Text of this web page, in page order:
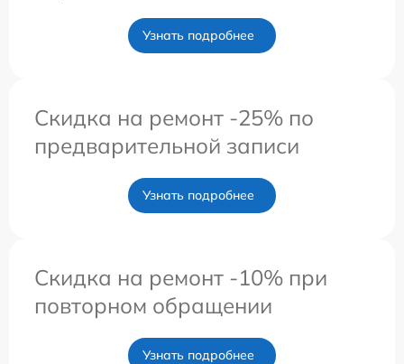
Узнать подробнее
Скидка на ремонт -25% по
предварительной записи
Узнать подробнее
Скидка на ремонт -10% при
повторном обращении
Узнать подробнее